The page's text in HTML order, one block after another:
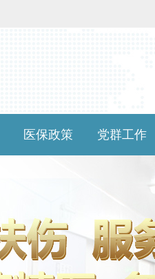
医保政策 党群工作